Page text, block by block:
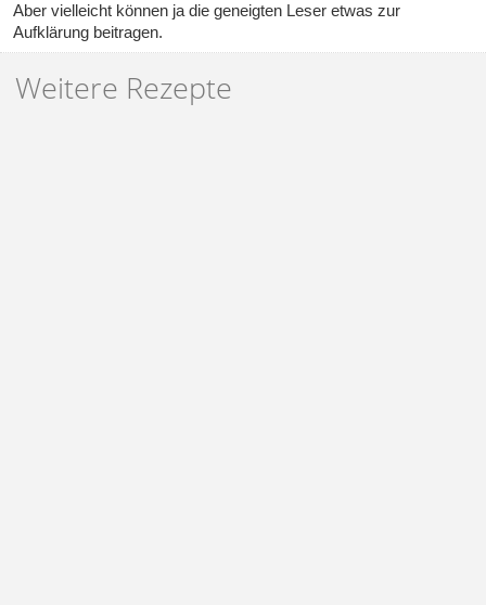
Aber vielleicht können ja die geneigten Leser etwas zur
Aufklärung beitragen.
Weitere Rezepte